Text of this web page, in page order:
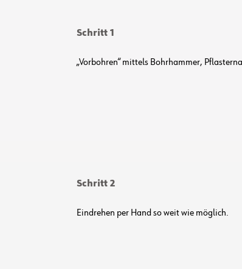
Schritt 1
„Vorbohren“ mittels Bohrhammer,
Schritt 2
Eindrehen per Hand so weit wie möglich.